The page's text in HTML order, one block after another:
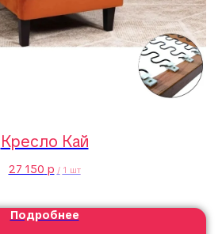
Кресло Кай
27 150 р / 1 шт
Подробнее